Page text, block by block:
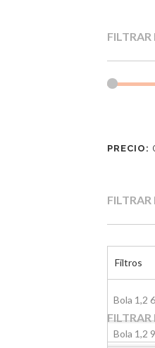
FILTRAR
PRECIO:
Filtros
Bola 1,2
Bola 1,2